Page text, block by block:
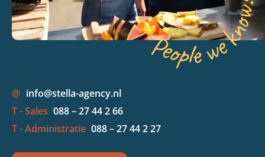
@ info@stella-agency.nl
T - Sales 088 – 27 44 2 66
T - Administratie 088 – 27 44 2 27